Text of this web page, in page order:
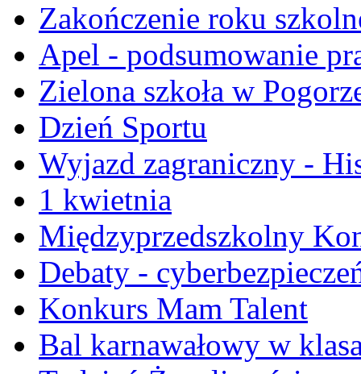
Zakończenie roku
Apel - podsumowanie
Zielona szkoła w
Dzień Sportu
Wyjazd zagraniczny -
1 kwietnia
Międzyprzedszkolny
Debaty -
Konkurs Mam Talent
Bal karnawałowy w